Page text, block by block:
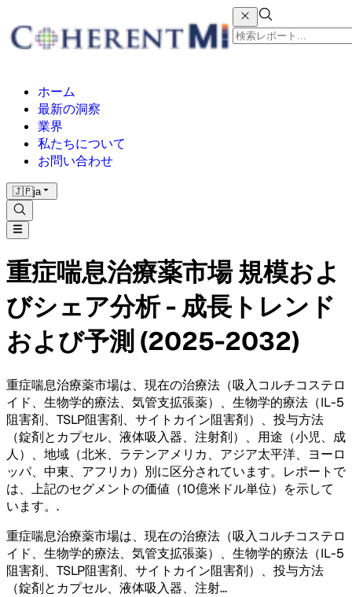
ホーム
最新の洞察
業界
私たちについて
お問い合わせ
🇯🇵ja
重症喘息治療薬市場 規模およ
びシェア分析 - 成長トレンド
および予測 (2025-2032)
重症喘息治療薬市場は、現在の治療法（吸入コルチコステロ
イド、生物学的療法、気管支拡張薬）、生物学的療法（IL-5
阻害剤、TSLP阻害剤、サイトカイン阻害剤）、投与方法
（錠剤とカプセル、液体吸入器、注射剤）、用途（小児、成
人）、地域（北米、ラテンアメリカ、アジア太平洋、ヨーロ
ッパ、中東、アフリカ）別に区分されています。レポートで
は、上記のセグメントの価値（10億米ドル単位）を示して
います。 .
重症喘息治療薬市場は、現在の治療法（吸入コルチコステロ
イド、生物学的療法、気管支拡張薬）、生物学的療法（IL-5
阻害剤、TSLP阻害剤、サイトカイン阻害剤）、投与方法
（錠剤とカプセル、液体吸入器、注射...